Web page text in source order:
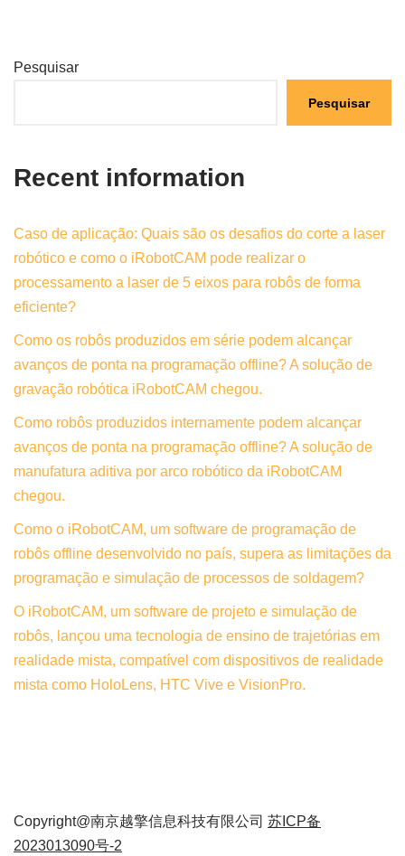
Pesquisar
Pesquisar
Recent information
Caso de aplicação: Quais são os desafios do corte a laser
robótico e como o iRobotCAM pode realizar o
processamento a laser de 5 eixos para robôs de forma
eficiente?
Como os robôs produzidos em série podem alcançar
avanços de ponta na programação offline? A solução de
gravação robótica iRobotCAM chegou.
Como robôs produzidos internamente podem alcançar
avanços de ponta na programação offline? A solução de
manufatura aditiva por arco robótico da iRobotCAM
chegou.
Como o iRobotCAM, um software de programação de
robôs offline desenvolvido no país, supera as limitações da
programação e simulação de processos de soldagem?
O iRobotCAM, um software de projeto e simulação de
robôs, lançou uma tecnologia de ensino de trajetórias em
realidade mista, compatível com dispositivos de realidade
mista como HoloLens, HTC Vive e VisionPro.
Copyright@南京越擎信息科技有限公司 苏ICP备
2023013090号-2